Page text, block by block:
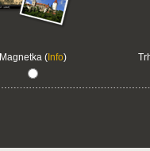
Magnetka (Info)